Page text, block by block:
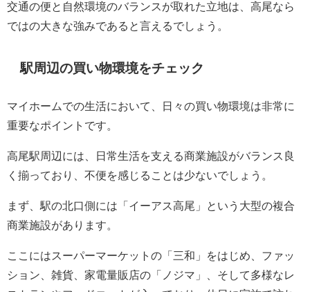
交通の便と自然環境のバランスが取れた立地は、高尾なら
ではの大きな強みであると言えるでしょう。
駅周辺の買い物環境をチェック
マイホームでの生活において、日々の買い物環境は非常に
重要なポイントです。
高尾駅周辺には、日常生活を支える商業施設がバランス良
く揃っており、不便を感じることは少ないでしょう。
まず、駅の北口側には「イーアス高尾」という大型の複合
商業施設があります。
ここにはスーパーマーケットの「三和」をはじめ、ファッ
ション、雑貨、家電量販店の「ノジマ」、そして多様なレ